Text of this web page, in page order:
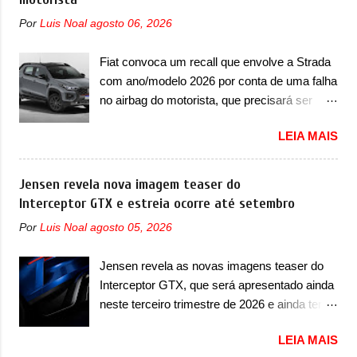
nosso mercado. Os importados que mais se
Renault R19 que vinha em 3 versões de
carroceria, sendo duas do hatch e o sedan, a
famosa Kia Besta, o Vol...
na Europa como 02 e Z20 na China, o elétrico
como ‘20’. Junto das mudanças visuais, a
marca confirmou que ele pode ser um dos
primeiros produtos da empresa a usar um
também chamado de Thunder, ele apresenta
uma melhoria de eficiência térmica e integra
12 elementos de hardware. Entre eles, motor
elétrico, controlador de motor, redutor,
conversor CC-CC, OBC, PDU, HBMS,
carga e gateway de domínio de energia. Há
mais quatro recursos de software como
gerenciamento...
Por Luis Noal agosto 06, 2026
Fiat convoca um recall que envolve a Strada
com ano/modelo 2026 por conta de uma falha
no airbag do motorista, que precisará ser
24 de outubro de 2025 que envolve os
proprietários da Strada no Brasil. O chamado
envolve unidades com ano/modelo 2026 da
picape compacta e envolve todas as versões
unidades afetadas precisam retornar a uma
airbag do motorista, que precisará ser
substituído porque pode ter sido produzido de
forma errada. O serviço já pode ser
marca, sem custo. Em comunicado, a Fiat
LEIA MAIS
Jensen revela nova imagem teaser do
Interceptor GTX e estreia ocorre até setembro
Por Luis Noal agosto 05, 2026
Jensen revela as novas imagens teaser do
Interceptor GTX, que será apresentado ainda
neste terceiro trimestre de 2026 e ainda terá
Jensen International Automotive (abreviação
LEIA MAIS